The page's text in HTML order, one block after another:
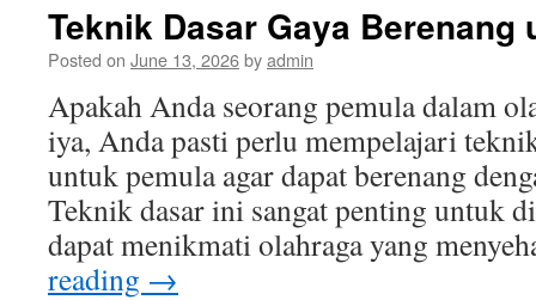
Teknik Dasar Gaya Berenang
Posted on June 13, 2026byadmin
Apakah Anda seorang pemula dalam
iya, Anda pasti perlu mempelajari
untuk pemula agar dapat berenang
Teknik dasar ini sangat penting untuk
dapat menikmati olahraga yang
reading →